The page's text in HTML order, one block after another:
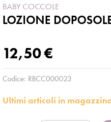
BABY COCCOLE
LOZIONE
12,50 €
Codice: RBCC000023
Ultimi articoli in